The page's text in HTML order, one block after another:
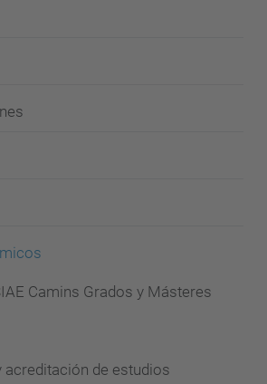
Camins Grados y Másteres
acreditación de estudios